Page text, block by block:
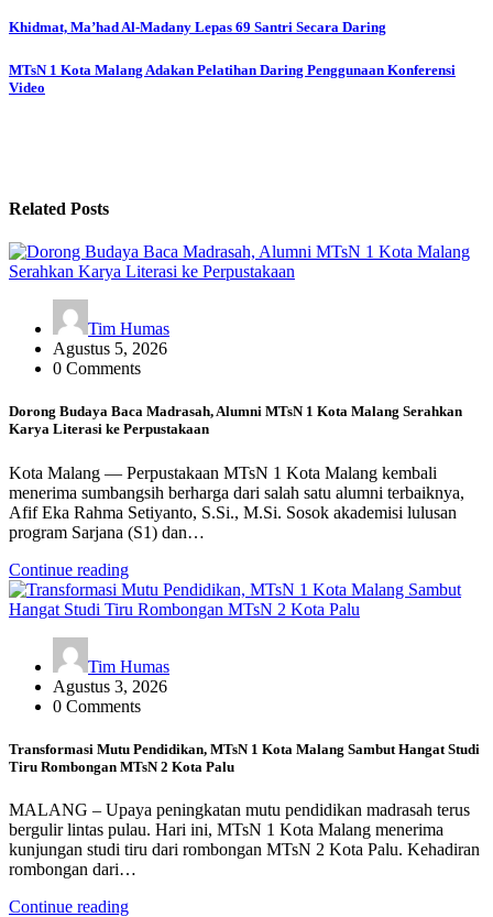
Khidmat, Ma’had Al-Madany Lepas 69 Santri Secara Daring
MTsN 1 Kota Malang Adakan Pelatihan Daring Penggunaan Konferensi
Video
Related Posts
Tim Humas
Agustus 5, 2026
0 Comments
Dorong Budaya Baca Madrasah, Alumni MTsN 1 Kota Malang Serahkan
Karya Literasi ke Perpustakaan
Kota Malang — Perpustakaan MTsN 1 Kota Malang kembali
menerima sumbangsih berharga dari salah satu alumni terbaiknya,
Afif Eka Rahma Setiyanto, S.Si., M.Si. Sosok akademisi lulusan
program Sarjana (S1) dan…
Continue reading
Tim Humas
Agustus 3, 2026
0 Comments
Transformasi Mutu Pendidikan, MTsN 1 Kota Malang Sambut Hangat Studi
Tiru Rombongan MTsN 2 Kota Palu
MALANG – Upaya peningkatan mutu pendidikan madrasah terus
bergulir lintas pulau. Hari ini, MTsN 1 Kota Malang menerima
kunjungan studi tiru dari rombongan MTsN 2 Kota Palu. Kehadiran
rombongan dari…
Continue reading